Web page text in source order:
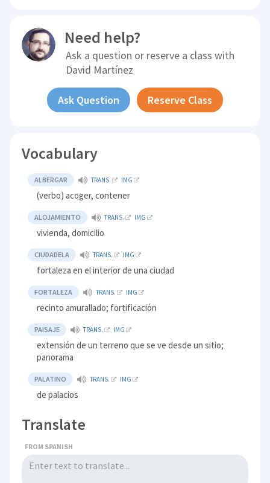
Need help?
Ask a question or reserve a class with
David Martínez
Ask Question Reserve Class
Vocabulary
ALBERGAR TRANS. IMG
(verbo) acoger, contener
ALOJAMIENTO TRANS. IMG
vivienda, domicilio
CIUDADELA TRANS. IMG
fortaleza en el interior de una ciudad
FORTALEZA TRANS. IMG
recinto amurallado; fortificación
PAISAJE TRANS. IMG
extensión de un terreno que se ve desde un sitio;
panorama
PALATINO TRANS. IMG
de palacios
Translate
FROM SPANISH